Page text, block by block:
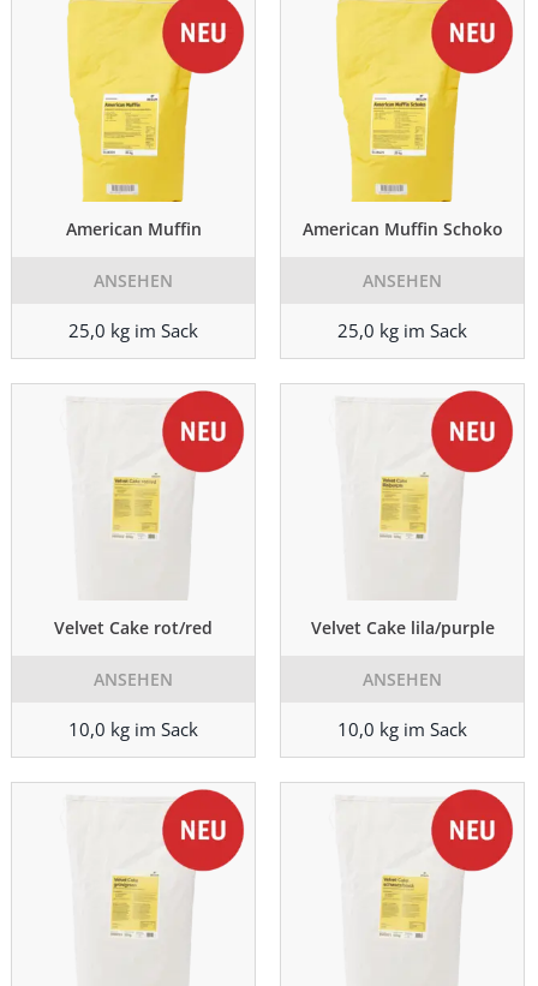
American Muffin
ANSEHEN
25,0 kg im Sack
American Muffin Schoko
ANSEHEN
25,0 kg im Sack
Velvet Cake rot/red
ANSEHEN
10,0 kg im Sack
Velvet Cake lila/purple
ANSEHEN
10,0 kg im Sack